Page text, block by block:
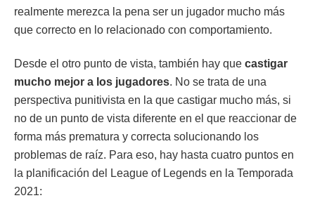
realmente merezca la pena ser un jugador mucho más
que correcto en lo relacionado con comportamiento.
Desde el otro punto de vista, también hay que castigar
mucho mejor a los jugadores. No se trata de una
perspectiva punitivista en la que castigar mucho más, si
no de un punto de vista diferente en el que reaccionar de
forma más prematura y correcta solucionando los
problemas de raíz. Para eso, hay hasta cuatro puntos en
la planificación del League of Legends en la Temporada
2021: